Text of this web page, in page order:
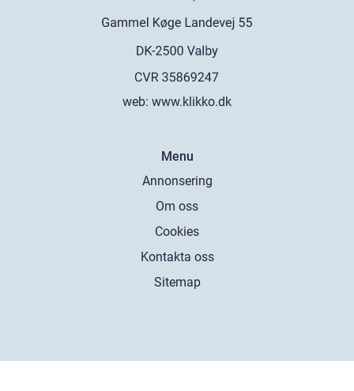
web: www.klikko.dk
Menu
Annonsering
Om oss
Cookies
Kontakta oss
Sitemap